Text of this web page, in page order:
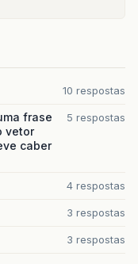
10 respostas
frase
vetor
caber
5 respostas
4 respostas
3 respostas
3 respostas